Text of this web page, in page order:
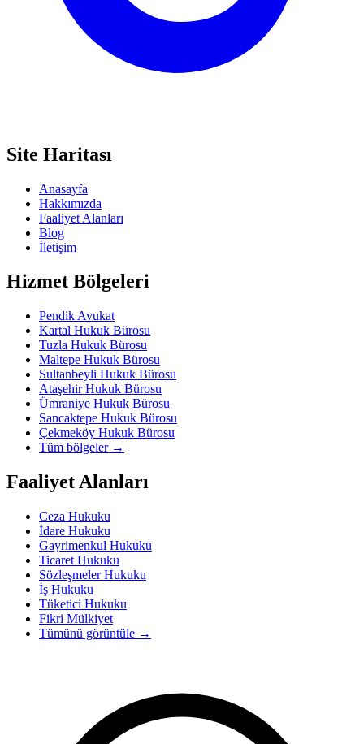
Site Haritası
Anasayfa
Hakkımızda
Faaliyet Alanları
Blog
İletişim
Hizmet Bölgeleri
Pendik Avukat
Kartal Hukuk Bürosu
Tuzla Hukuk Bürosu
Maltepe Hukuk Bürosu
Sultanbeyli Hukuk Bürosu
Ataşehir Hukuk Bürosu
Ümraniye Hukuk Bürosu
Sancaktepe Hukuk Bürosu
Çekmeköy Hukuk Bürosu
Tüm bölgeler →
Faaliyet Alanları
Ceza Hukuku
İdare Hukuku
Gayrimenkul Hukuku
Ticaret Hukuku
Sözleşmeler Hukuku
İş Hukuku
Tüketici Hukuku
Fikri Mülkiyet
Tümünü görüntüle →